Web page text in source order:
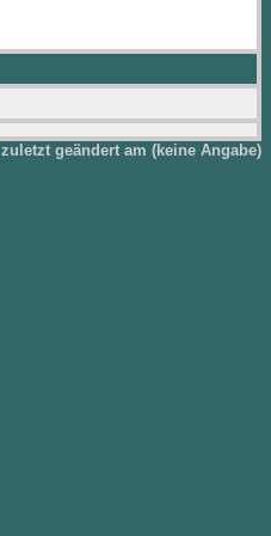
zuletzt geändert am (keine Angabe)